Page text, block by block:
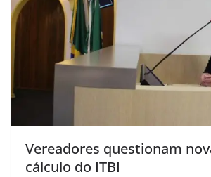
Vereadores questionam
cálculo do ITBI